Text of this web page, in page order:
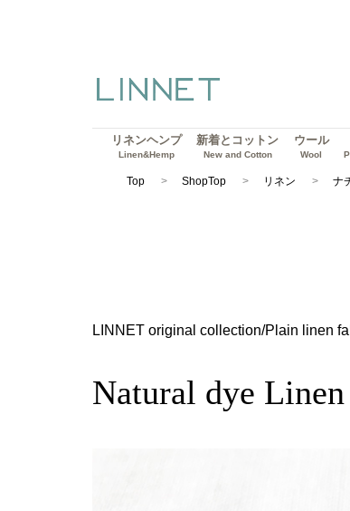
リネンヘンプ
Linen&Hemp
新着とコットン
New and Cotton
ウール
Wool
Top ShopTop リネン ナ
LINNET original collection/Plain linen
Natural dye